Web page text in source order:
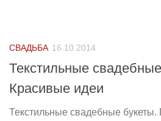
СВАДЬБА 16.10.2014
Текстильные
Красивые идеи
Текстильные свадебные